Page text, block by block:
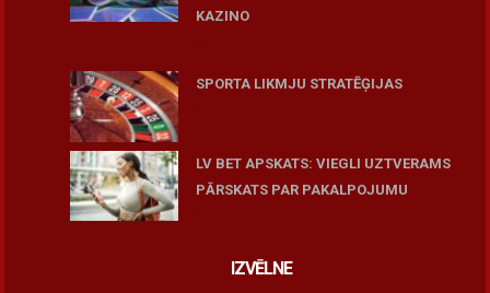
KAZINO
SPORTA LIKMJU STRATĒĢIJAS
LV BET APSKATS: VIEGLI UZTVERAMS
PĀRSKATS PAR PAKALPOJUMU
IZVĒLNE